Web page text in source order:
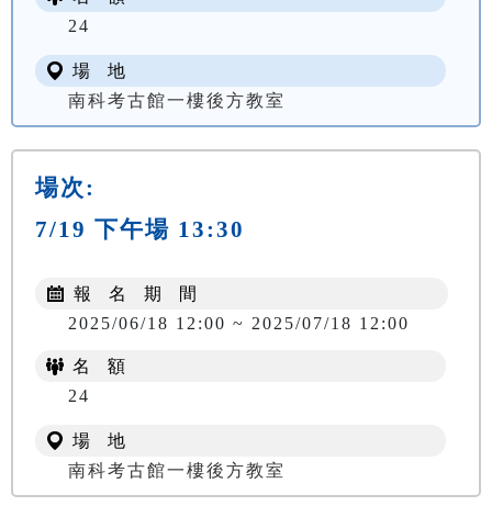
24
場 地
南科考古館一樓後方教室
場次:
7/19 下午場 13:30
報 名 期 間
2025/06/18 12:00 ~ 2025/07/18 12:00
名 額
24
場 地
南科考古館一樓後方教室